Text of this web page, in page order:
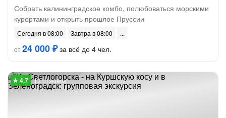
Собрать калининградское комбо, полюбоваться морскими
курортами и открыть прошлое Пруссии
Сегодня в 08:00
Завтра в 08:00
от24 000 ₽за всё до 4 чел.
13 отзывов